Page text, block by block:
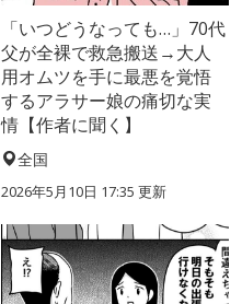
「いつどうなっても…」70代
父が全裸で救急搬送→大人
用オムツを手に最悪を覚悟
するアラサー娘の痛切な実
情【作者に聞く】
全国
2026年5月10日 17:35 更新